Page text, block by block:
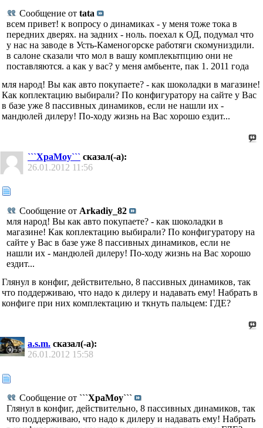
Сообщение от tata
всем привет! к вопросу о динамиках - у меня тоже тока в
передних дверях. на задних - ноль. поехал к ОД, подумал что
у нас на заводе в Усть-Каменогорске работяги скомуниздили.
в салоне сказали что мол в вашу комплекьтпцию они не
поставляются. а как у вас? у меня амбьенте, пак 1. 2011 года
мля народ! Вы как авто покупаете? - как шоколадки в магазине!
Как коплектацию выбирали? По конфигуратору на сайте у Вас
в базе уже 8 пассивных динамиков, если не нашли их -
мандюлей дилеру! По-ходу жизнь на Вас хорошо ездит...
```XpaMoy``` сказал(-а):
26.01.2012 11:56
Сообщение от Arkadiy_82
мля народ! Вы как авто покупаете? - как шоколадки в
магазине! Как коплектацию выбирали? По конфигуратору на
сайте у Вас в базе уже 8 пассивных динамиков, если не
нашли их - мандюлей дилеру! По-ходу жизнь на Вас хорошо
ездит...
Глянул в конфиг, действительно, 8 пассивных динамиков, так
что поддерживаю, что надо к дилеру и надавать ему! Набрать в
конфиге при них комплектацию и ткнуть пальцем: ГДЕ?
a.s.m. сказал(-а):
26.01.2012 15:58
Сообщение от ```XpaMoy```
Глянул в конфиг, действительно, 8 пассивных динамиков, так
что поддерживаю, что надо к дилеру и надавать ему! Набрать